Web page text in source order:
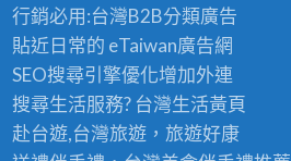
行銷必用:台灣B2B分類廣告
貼近日常的 eTaiwan廣告網
SEO搜尋引擎優化增加外連
搜尋生活服務? 台灣生活黃頁
赴台遊,台灣旅遊，旅遊好康